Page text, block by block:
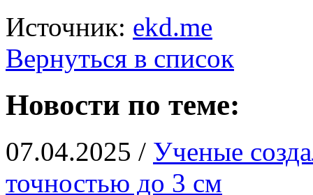
Источник: ekd.me
Вернуться в список
Новости по теме:
07.04.2025 / Ученые
точностью до 3 см